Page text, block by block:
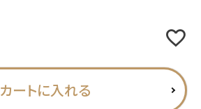
カートに入れる